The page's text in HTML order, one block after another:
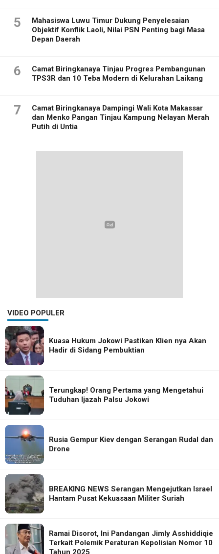
5
Mahasiswa Luwu Timur Dukung Penyelesaian
Objektif Konflik Laoli, Nilai PSN Penting bagi Masa
Depan Daerah
6
Camat Biringkanaya Tinjau Progres Pembangunan
TPS3R dan 10 Teba Modern di Kelurahan Laikang
7
Camat Biringkanaya Dampingi Wali Kota Makassar
dan Menko Pangan Tinjau Kampung Nelayan Merah
Putih di Untia
VIDEO POPULER
Kuasa Hukum Jokowi Pastikan Klien nya Akan
Hadir di Sidang Pembuktian
Terungkap! Orang Pertama yang Mengetahui
Tuduhan Ijazah Palsu Jokowi
Rusia Gempur Kiev dengan Serangan Rudal dan
Drone
BREAKING NEWS Serangan Mengejutkan Israel
Hantam Pusat Kekuasaan Militer Suriah
Ramai Disorot, Ini Pandangan Jimly Asshiddiqie
Terkait Polemik Peraturan Kepolisian Nomor 10
Tahun 2025